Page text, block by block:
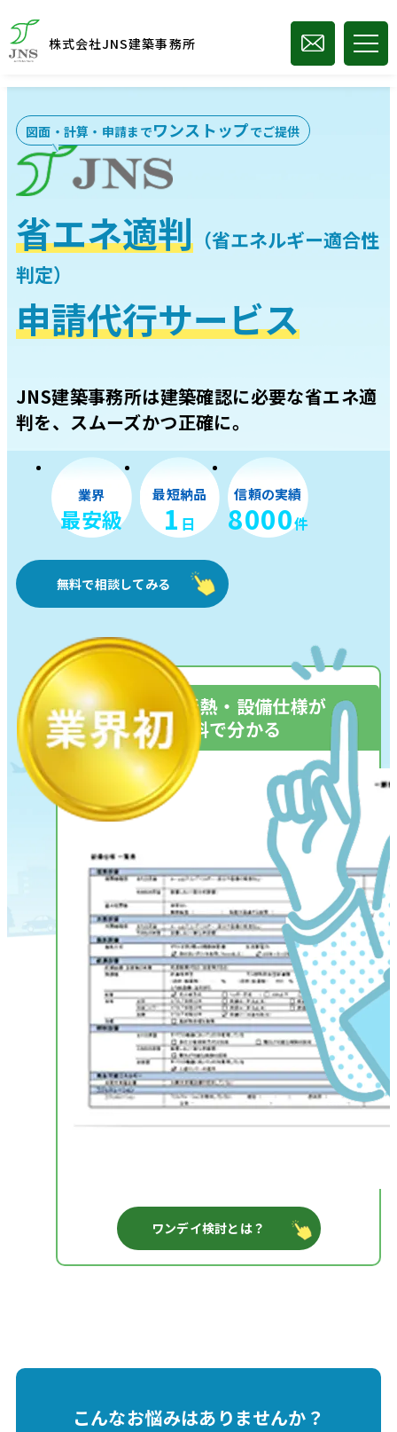
株式会社JNS建築事務所
図面・計算・申請までワンストップでご提供
省エネ適判 （省エネルギー適合性
判定）
申請代行サービス
JNS建築事務所は建築確認に必要な省エネ適
判を、 スムーズかつ正確に。
業界
最安級
最短納品
1 日
信頼の実績
8000件
無料で相談してみる
事前に断熱・設備仕様が
無料で分かる
ワンデイ検討とは？
こんなお悩みはありませんか？